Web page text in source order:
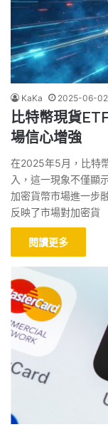
KaKa 2025-06-02
比特幣現貨
場信心增強
在2025年5月，比特
入，這一現象不僅顯
加密貨幣市場進一步
反映了市場對加密貨
閱讀更多